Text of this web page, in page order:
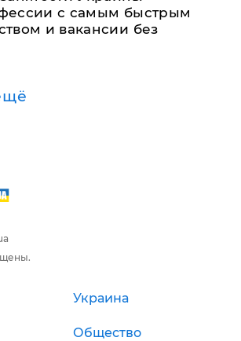
с самым быстрым
и вакансии без
Украина
Общество